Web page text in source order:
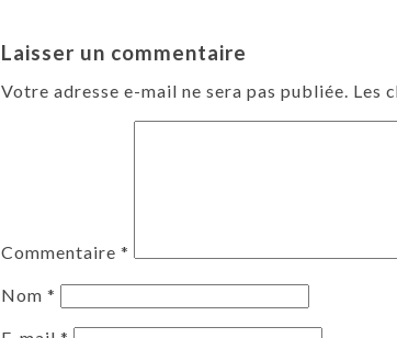
Laisser un commentaire
Votre adresse e-mail ne sera pas publiée. Les
Commentaire *
Nom *